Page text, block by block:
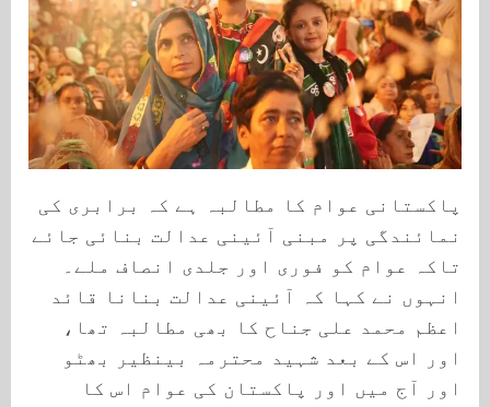
پاکستانی عوام کا مطالبہ ہے کہ برابری کی
نمائندگی پر مبنی آئینی عدالت بنائی جائے
تاکہ عوام کو فوری اور جلدی انصاف ملے۔
انہوں نے کہا کہ آئینی عدالت بنانا قائد
اعظم محمد علی جناح کا بھی مطالبہ تھا،
اور اس کے بعد شہید محترمہ بینظیر بھٹو
اور آج میں اور پاکستان کی عوام اس کا